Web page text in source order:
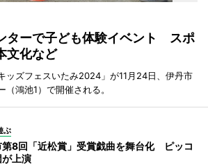
ターで子ども体験イベント スポ
文化など
ッズフェスいたみ2024」が11月24日、伊丹市
鴻池1）で開催される。
ぶ
第8回「近松賞」受賞戯曲を舞台化 ピッコ
が上演